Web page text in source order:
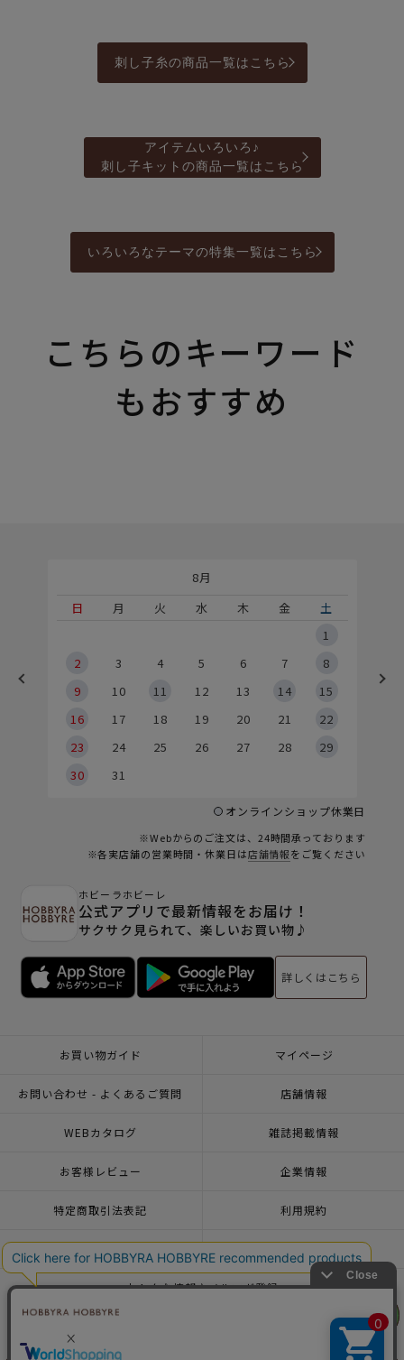
フェア
刺し子糸の商品一覧はこちら
アイテムいろいろ♪
刺し子キットの商品一覧はこちら
いろいろなテーマの特集一覧はこちら
こちらのキーワード
もおすすめ
フェア
8月
日
月 火 水 木 金
土
1
2
3 4 5 6 7
8
9
10 11 12 13 14
15
16
17 18 19 20 21
22
23
24 25 26 27 28
29
30
31
オンラインショップ休業日
※Webからのご注文は、24時間承っております
※各実店舗の営業時間・休業日は店舗情報をご覧ください
ホビーラホビーレ
公式アプリで最新情報をお届け！
サクサク見られて、楽しいお買い物♪
詳しくはこちら
お買い物ガイド マイページ
お問い合わせ - よくあるご質問 店舗情報
WEBカタログ 雑誌掲載情報
お客様レビュー 企業情報
特定商取引法表記 利用規約
一緒に働こう♪求人情報
おトクな情報♪メルマガ登録